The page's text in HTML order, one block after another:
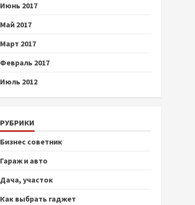
Июнь 2017
Май 2017
Март 2017
Февраль 2017
Июль 2012
РУБРИКИ
Бизнес советник
Гараж и авто
Дача, участок
Как выбрать гаджет